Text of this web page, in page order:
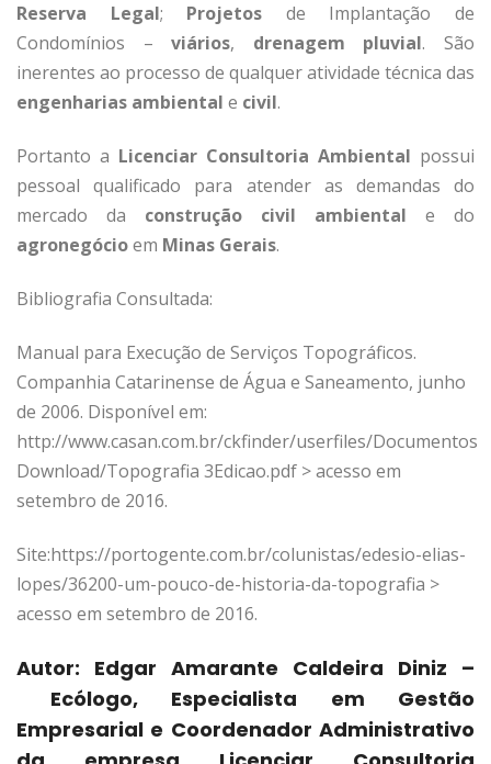
Reserva Legal; Projetos de Implantação de
Condomínios –viários, drenagem pluvial. São
inerentes ao processo de qualquer atividade técnica das
engenharias ambiental e civil.
Portanto a Licenciar Consultoria Ambiental possui
pessoal qualificado para atender as demandas do
mercado da construção civil ambiental e do
agronegócioem Minas Gerais.
Bibliografia Consultada:
Manual para Execução de Serviços Topográficos.
Companhia Catarinense de Água e Saneamento, junho
de 2006. Disponível em:
http://www.casan.com.br/ckfinder/userfiles/Documentos
Download/Topografia 3Edicao.pdf > acesso em
setembro de 2016.
Site:https://portogente.com.br/colunistas/edesio-elias-
lopes/36200-um-pouco-de-historia-da-topografia >
acesso em setembro de 2016.
Autor: Edgar Amarante Caldeira Diniz –
Ecólogo, Especialista em Gestão
Empresarial e Coordenador Administrativo